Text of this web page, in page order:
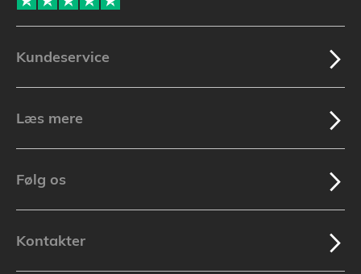
Kundeservice
Læs mere
Følg os
Kontakter